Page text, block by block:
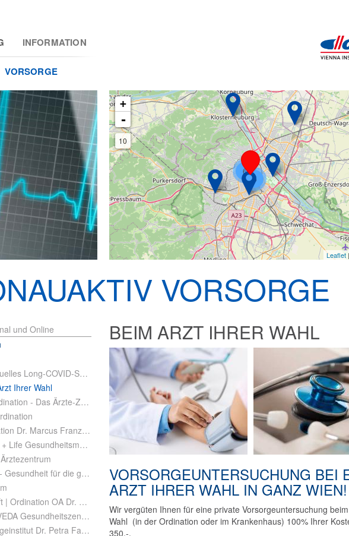
VORSORGE
INFORMATION
3
6
5
+
-
10
Leaflet
VORSORGE
und Online
Individuelles Long-COVID-Screening
Ihrer Wahl
Co-Ordination - Das Ärzte-Zentrum
Ordination Dr. Marcus Franz | FA für Innere Medizin
Health + Life Gesundheitsmanagement
haelsi - Gesundheit für die ganze Familie
Medloft | Ordination OA Dr. Milos Tajsic
AYURVEDA Gesundheitszentrum
Vorsorgeinstitut Dr. Petra Fabritz
BEIM ARZT IHRER WAHL
VORSORGEUNTERSUCHUNG BEI
ARZT IHRER WAHL IN GANZ WIEN!
Wir vergüten Ihnen für eine private Vorsorgeuntersuchung
Wahl (in der Ordination oder im Krankenhaus) 100% Ihrer
350,-.